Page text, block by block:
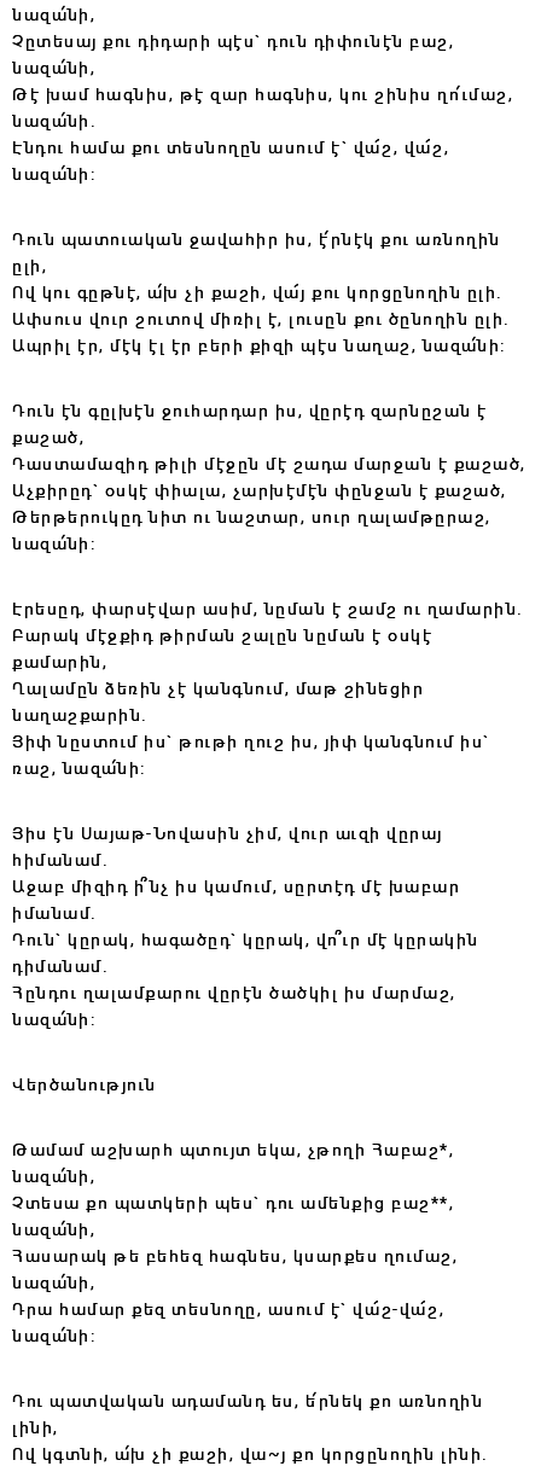
նազա՛նի,
Չըտեսայ քու դիդարի պէս` դուն դիփունէն բաշ,
նազա՛նի,
Թէ խամ հագնիս, թէ զար հագնիս, կու շինիս ղո՛ւմաշ,
նազա՛նի.
Էնդու համա քու տեսնողըն ասում է` վա՜շ, վա՜շ,
նազա՛նի:
Դուն պատուական ջավահիր իս, է՛րնէկ քու առնողին
ըլի,
Ով կու գըթնէ, ա՛խ չի քաշի, վա՜յ քու կորցընողին ըլի.
Ափսուս վուր շուտով միռիլ է, լուսըն քու ծընողին ըլի.
Ապրիլ էր, մէկ էլ էր բերի քիզի պէս նաղաշ, նազա՛նի:
Դուն էն գըլխէն ջուհարդար իս, վըրէդ զարնըշան է
քաշած,
Դաստամազիդ թիլի մէջըն մէ շադա մարջան է քաշած,
Աչքիրըդ` օսկէ փիալա, չարխէմէն փընջան է քաշած,
Թերթերուկըդ նիտ ու նաշտար, սուր ղալամթըրաշ,
նազա՛նի:
Էրեսըդ, փարսէվար ասիմ, նըման է շամշ ու ղամարին.
Բարակ մէջքիդ թիրման շալըն նըման է օսկէ
քամարին,
Ղալամըն ձեռին չէ կանգնում, մաթ շինեցիր
նաղաշքարին.
Յիփ նըստում իս` թութի ղուշ իս, յիփ կանգնում իս`
ռաշ, նազա՛նի:
Յիս էն Սայաթ-Նովասին չիմ, վուր աւզի վըրայ
հիմանամ.
Աջաբ միզիդ ի՞նչ իս կամում, սըրտէդ մէ խաբար
իմանամ.
Դուն` կըրակ, հագածըդ` կըրակ, վո՞ւր մէ կըրակին
դիմանամ.
Հընդու ղալամքարու վըրէն ծածկիլ իս մարմաշ,
նազա՛նի:
Վերծանություն
Թամամ աշխարհ պտույտ եկա, չթողի Հաբաշ*,
նազա՛նի,
Չտեսա քո պատկերի պես` դու ամենքից բաշ**,
նազա՛նի,
Հասարակ թե բեհեզ հագնես, կսարքես ղումաշ,
նազա՛նի,
Դրա համար քեզ տեսնողը, ասում է` վա՜շ-վա՜շ,
նազա՛նի:
Դու պատվական ադամանդ ես, ե՛րնեկ քո առնողին
լինի,
Ով կգտնի, ա՛խ չի քաշի, վա~յ քո կորցընողին լինի.